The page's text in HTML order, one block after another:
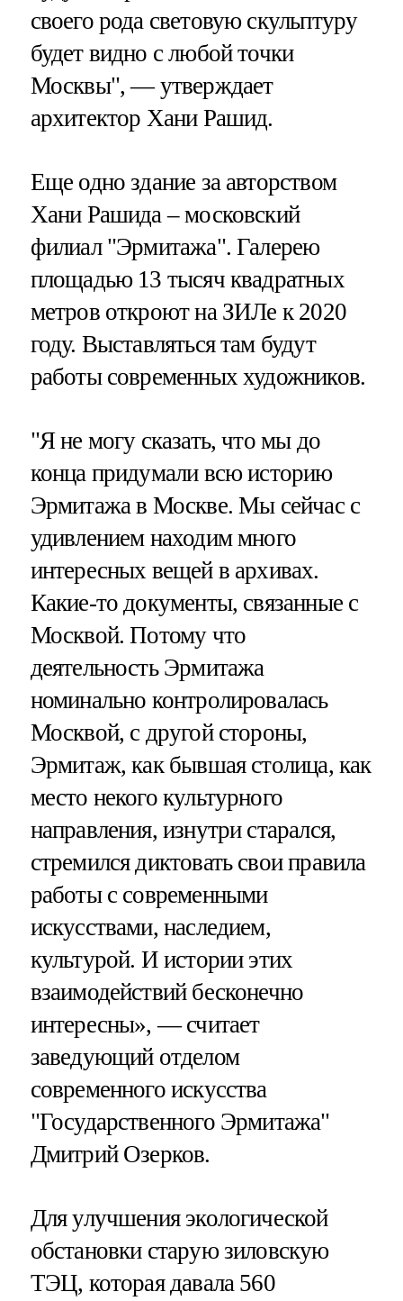
своего рода световую скульптуру
будет видно с любой точки
Москвы", — утверждает
архитектор Хани Рашид.
Еще одно здание за авторством
Хани Рашида – московский
филиал "Эрмитажа". Галерею
площадью 13 тысяч квадратных
метров откроют на ЗИЛе к 2020
году. Выставляться там будут
работы современных художников.
"Я не могу сказать, что мы до
конца придумали всю историю
Эрмитажа в Москве. Мы сейчас с
удивлением находим много
интересных вещей в архивах.
Какие-то документы, связанные с
Москвой. Потому что
деятельность Эрмитажа
номинально контролировалась
Москвой, с другой стороны,
Эрмитаж, как бывшая столица, как
место некого культурного
направления, изнутри старался,
стремился диктовать свои правила
работы с современными
искусствами, наследием,
культурой. И истории этих
взаимодействий бесконечно
интересны», — считает
заведующий отделом
современного искусства
"Государственного Эрмитажа"
Дмитрий Озерков.
Для улучшения экологической
обстановки старую зиловскую
ТЭЦ, которая давала 560